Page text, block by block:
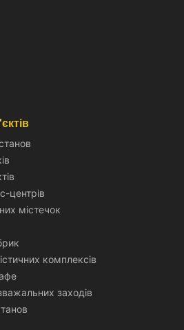
центрів
містечок
комплексів
заходів